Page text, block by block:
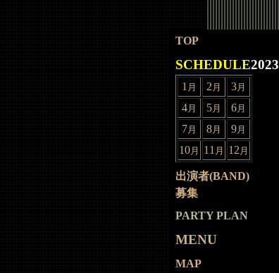
TOP
SCHEDULE2023
1 月 2月 3月
4月 5月 6月
7月 8月 9月
10月 11 月 12月
出演者(BAND)
募集
PARTY PLAN
MENU
MAP